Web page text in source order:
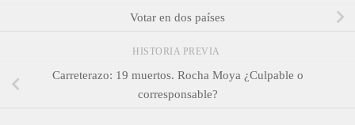
Votar en dos países
HISTORIA PREVIA
Carreterazo: 19 muertos. Rocha Moya ¿Culpable o
corresponsable?